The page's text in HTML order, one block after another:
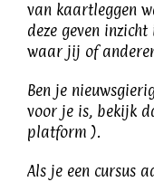
van kaartleggen
deze geven
waar jij of
Ben je
voor je is, bekijk
platform ).
Als je een cursus